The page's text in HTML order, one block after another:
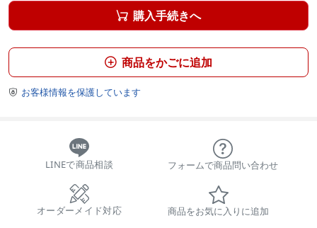
 購入手続きへ
 商品をかごに追加
 お客様情報を保護しています
LINEで商品相談 フォームで商品問い合わせ
オーダーメイド対応 商品をお気に入りに追加